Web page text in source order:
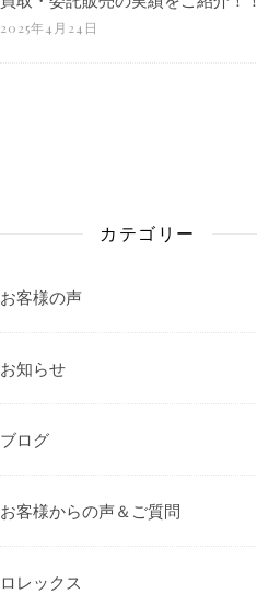
2025年4月24日
カテゴリー
お客様の声
お知らせ
ブログ
お客様からの声＆ご質問
ロレックス